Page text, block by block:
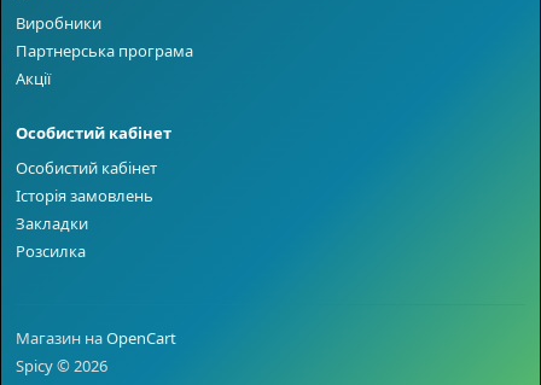
Виробники
Партнерська програма
Акції
Особистий кабінет
Особистий кабінет
Історія замовлень
Закладки
Розсилка
Магазин наOpenCart
Spicy © 2026